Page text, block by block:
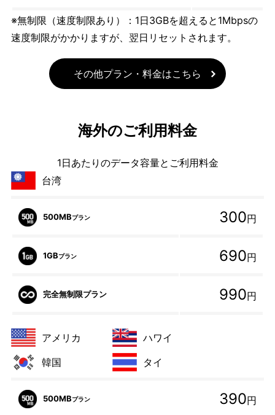
※無制限（速度制限あり）：1日3GBを超えると1Mbpsの
速度制限がかかりますが、翌日リセットされます。
その他プラン・料金はこちら
海外のご利用料金
1日あたりのデータ容量とご利用料金
台湾
500MBプラン 300円
1GBプラン 690円
完全無制限プラン 990円
アメリカ
ハワイ
韓国
タイ
500MBプラン 390円